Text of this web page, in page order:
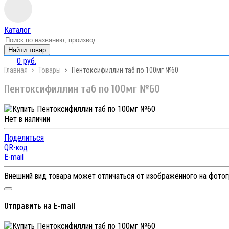
Каталог
Найти товар
0 руб.
Главная Товары Пентоксифиллин таб по 100мг №60
Пентоксифиллин таб по 100мг №60
Нет в наличии
Поделиться
QR-код
E-mail
Внешний вид товара может отличаться от изображённого на
Отправить на E-mail